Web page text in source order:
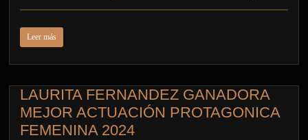
Leer más
LAURITA FERNANDEZ GANADORA
MEJOR ACTUACIÓN PROTAGONICA
FEMENINA 2024